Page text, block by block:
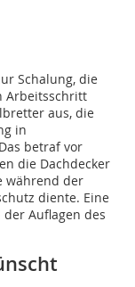
Schalung, die
Arbeitsschritt
aus, die
in
betraf vor
die Dachdecker
während der
diente. Eine
Auflagen des